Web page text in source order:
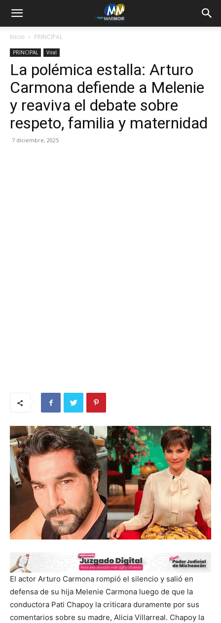
Inicio PRINCIPAL
PRINCIPAL Viral
La polémica estalla: Arturo
Carmona defiende a Melenie
y reaviva el debate sobre
respeto, familia y maternidad
7 diciembre, 2025
El actor Arturo Carmona rompió el silencio y salió en
defensa de su hija Melenie Carmona luego de que la
conductora Pati Chapoy la criticara duramente por sus
comentarios sobre su madre, Alicia Villarreal. Chapoy la